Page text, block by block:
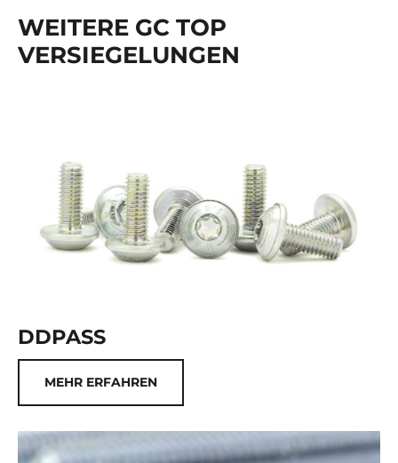
WEITERE GC TOP
VERSIEGELUNGEN
DDPASS
MEHR ERFAHREN